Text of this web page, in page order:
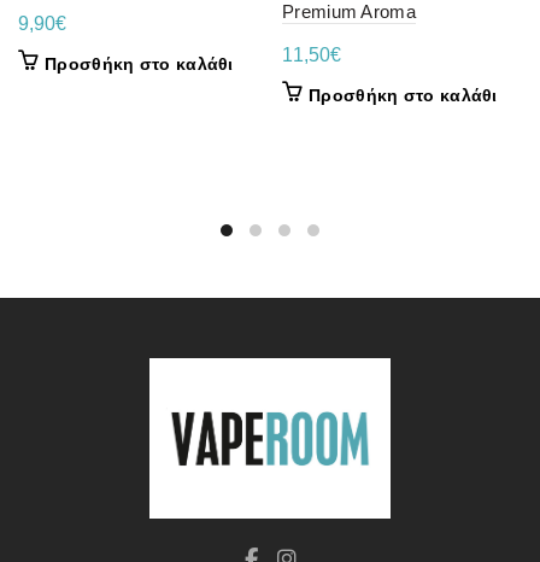
9,90€
Προσθήκη στο καλάθι
Premium Aroma
11,50€
Προσθήκη στο καλάθι